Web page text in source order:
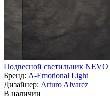
Подвесной светильник
Бренд: A-Emotional Light
Дизайнер: Arturo Alvarez
В наличии